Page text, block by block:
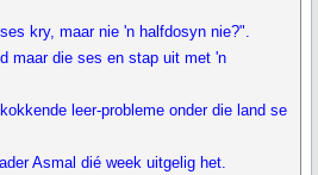
kry, maar nie 'n halfdosyn nie?".
maar die ses en stap uit met 'n
leer-probleme onder die land se
Asmal dié week uitgelig het.